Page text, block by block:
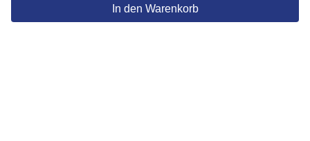
In den Warenkorb